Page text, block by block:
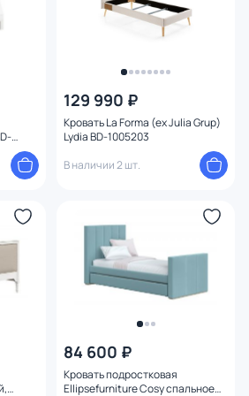
129 990 ₽
Кровать La Forma (ex Julia Grup)
Lydia BD-1005203
В наличии 2 шт.
84 600 ₽
Кровать подростковая
Ellipsefurniture Cosy спальное